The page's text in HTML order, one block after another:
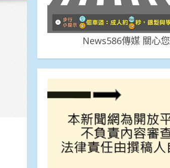
News586傳媒 關心您